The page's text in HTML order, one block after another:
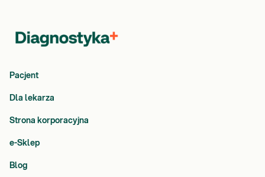
Pacjent
Dla lekarza
Strona korporacyjna
e-Sklep
Blog